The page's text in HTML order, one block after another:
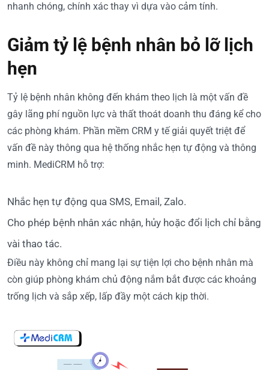
nhanh chóng, chính xác thay vì dựa vào cảm tính.
Giảm tỷ lệ bệnh nhân bỏ lỡ lịch
hẹn
Tỷ lệ bệnh nhân không đến khám theo lịch là một vấn đề
gây lãng phí nguồn lực và thất thoát doanh thu đáng kể cho
các phòng khám. Phần mềm CRM y tế giải quyết triệt để
vấn đề này thông qua hệ thống nhắc hẹn tự động và thông
minh. MediCRM hỗ trợ:
Nhắc hẹn tự động qua SMS, Email, Zalo.
Cho phép bệnh nhân xác nhận, hủy hoặc đổi lịch chỉ bằng
vài thao tác.
Điều này không chỉ mang lại sự tiện lợi cho bệnh nhân mà
còn giúp phòng khám chủ động nắm bắt được các khoảng
trống lịch và sắp xếp, lấp đầy một cách kịp thời.